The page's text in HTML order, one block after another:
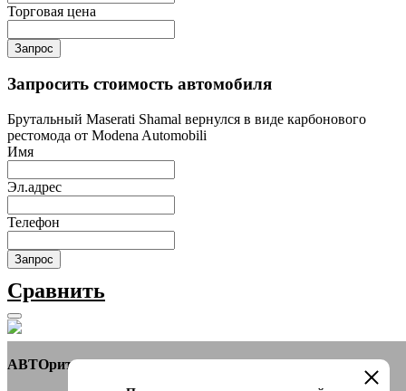
Торговая цена
Запрос
Запросить стоимость автомобиля
Брутальный Maserati Shamal вернулся в виде карбонового
рестомода от Modena Automobili
Имя
Эл.адрес
Телефон
Запрос
Сравнить
АВТОритет Автосалон